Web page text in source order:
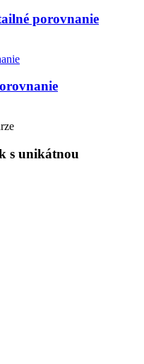
porovnanie
s unikátnou